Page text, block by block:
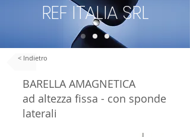
REF ITALIA SRL
< Indietro
BARELLA AMAGNETICA
ad altezza fissa - con sponde
laterali